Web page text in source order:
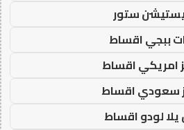
ستور
ببجي اقساط
امريكي اقساط
سعودي اقساط
لودو اقساط